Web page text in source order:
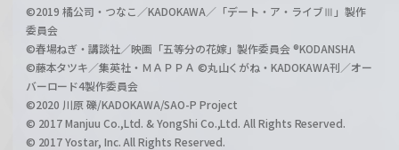
©2019 橘公司・つなこ／KADOKAWA／「デート・ア・ライブⅢ」製作
委員会
©春場ねぎ・講談社／映画「五等分の花嫁」製作委員会 ®KODANSHA
©藤本タツキ／集英社・ＭＡＰＰＡ ©丸山くがね・KADOKAWA刊／オー
バーロード4製作委員会
©2020 川原 礫/KADOKAWA/SAO-P Project
© 2017 Manjuu Co.,Ltd. & YongShi Co.,Ltd. All Rights Reserved.
© 2017 Yostar, Inc. All Rights Reserved.